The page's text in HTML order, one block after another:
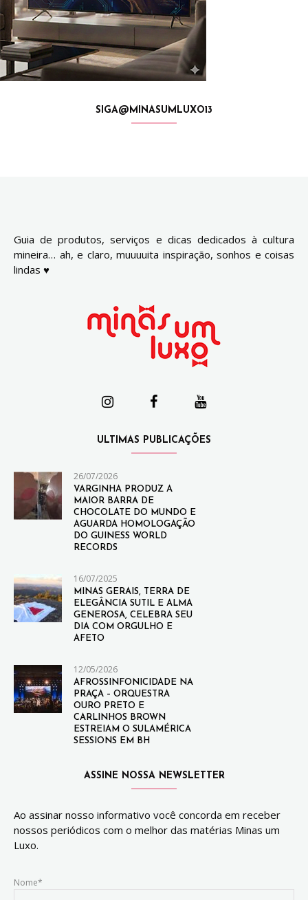
SIGA@MINASUMLUXO13
Guia de produtos, serviços e dicas dedicados à cultura
mineira… ah, e claro, muuuuita inspiração, sonhos e coisas
lindas ♥
ULTIMAS PUBLICAÇÕES
26/07/2026
VARGINHA PRODUZ A
MAIOR BARRA DE
CHOCOLATE DO MUNDO E
AGUARDA HOMOLOGAÇÃO
DO GUINESS WORLD
RECORDS
16/07/2025
MINAS GERAIS, TERRA DE
ELEGÂNCIA SUTIL E ALMA
GENEROSA, CELEBRA SEU
DIA COM ORGULHO E
AFETO
12/05/2026
AFROSSINFONICIDADE NA
PRAÇA – ORQUESTRA
OURO PRETO E
CARLINHOS BROWN
ESTREIAM O SULAMÉRICA
SESSIONS EM BH
ASSINE NOSSA NEWSLETTER
Ao assinar nosso informativo você concorda em receber
nossos periódicos com o melhor das matérias Minas um
Luxo.
Nome*